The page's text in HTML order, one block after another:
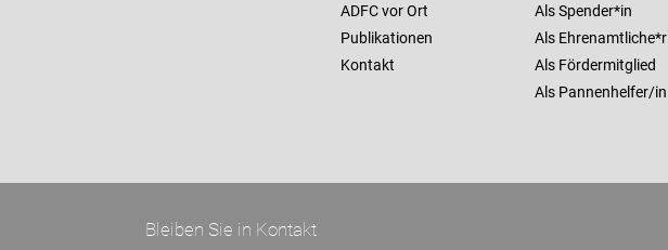
ADFC vor Ort
Publikationen
Kontakt
Als Spender*in
Als Ehrenamtliche*r
Als Fördermitglied
Als Pannenhelfer/in
Bleiben Sie in Kontakt